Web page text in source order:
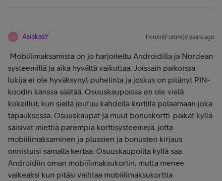
A AsiakasY Forum|Forum|8 years ago
Mobiilimaksamista on jo harjoiteltu Androidilla ja Nordean
systeemillä ja aika hyvältä vaikuttaa. Joissain paikoissa
lukija ei ole hyväksynyt puhelinta ja joskus on pitänyt PIN-
koodin kanssa säätää. Osuuskaupoissa en ole vielä
kokeillut, kun siellä joutuu kahdella kortilla pelaamaan joka
tapauksessa. Osuuskaupat ja muut bonuskortti-paikat kyllä
saisivat miettiä parempia korttisysteemejä, jotta
mobiilimaksaminen ja plussien ja bonusten kirjaus
onnistuisi samalla kertaa. Osuuskaupoilta kyllä saa
Androidiin oman mobiilimaksukortin, mutta menee
vaikeaksi kun pitäsi vaihtaa mobiilimaksukorttia